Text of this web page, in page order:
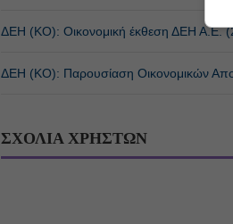
ΔΕΗ (ΚΟ): Οικονομική έκθεση ΔΕΗ Α.Ε.
ΔΕΗ (ΚΟ): Παρουσίαση Οικονομικών
ΣΧΟΛΙΑ ΧΡΗΣΤΩΝ